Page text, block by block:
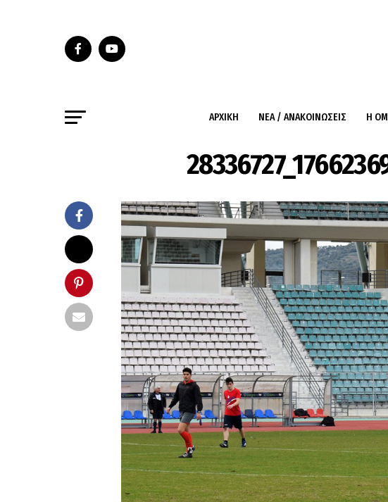
ΑΡΧΙΚΉ ΝΈΑ / ΑΝΑΚΟΙΝΏΣΕΙΣ Η